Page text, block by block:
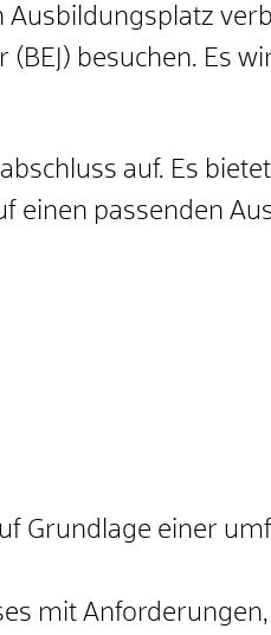
besuchen. Es
auf. Es
einen passenden
Grundlage einer
mit